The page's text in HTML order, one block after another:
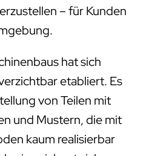
– für Kunden
hat sich
etabliert. Es
von Teilen mit
und Mustern, die mit
kaum realisierbar